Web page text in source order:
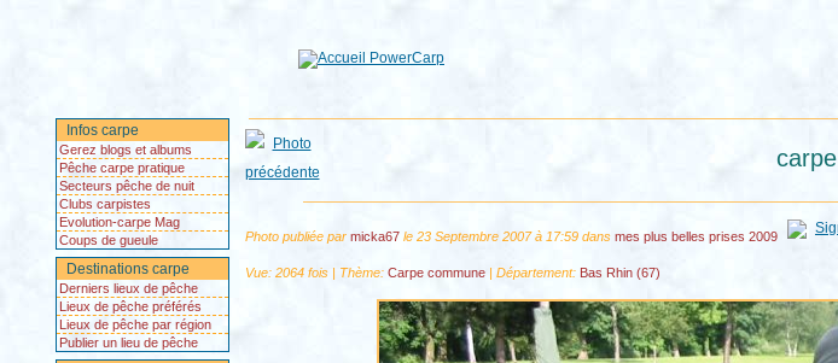
Infos carpe
Gerez blogs et albums
Pêche carpe pratique
Secteurs pêche de nuit
Clubs carpistes
Evolution-carpe Mag
Coups de gueule
Destinations carpe
Derniers lieux de pêche
Lieux de pêche préférés
Lieux de pêche par région
Publier un lieu de pêche
carpe
Photo publiée par micka67le 23 Septembre 2007 à 17:59 dans mes plus belles prises 2009
Vue: 2064 fois | Thème: Carpe commune| Département: Bas Rhin (67)